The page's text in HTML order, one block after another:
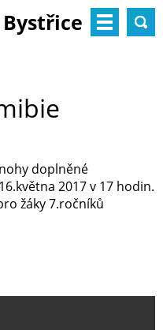
doplněné
2017 v 17 hodin.
žáky 7.ročníků